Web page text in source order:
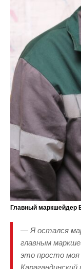
Главный маркшейдер
— Я остался
главным
это просто моя